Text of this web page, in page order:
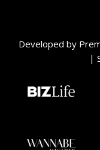
Developed by
|